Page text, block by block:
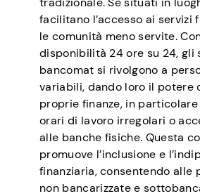
facilitano l’accesso ai servizi
le comunità meno servite.
disponibilità 24 ore su 24, gli
bancomat si rivolgono a
variabili, dando loro il potere
proprie finanze, in
orari di lavoro irregolari o
alle banche fisiche. Questa
promuove l’inclusione e
finanziaria, consentendo alle
non bancarizzate e